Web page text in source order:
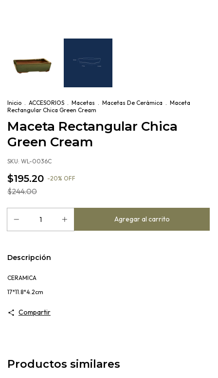
Inicio . ACCESORIOS . Macetas . Macetas De Cerámica . Maceta
Rectangular Chica Green Cream
Maceta Rectangular Chica
Green Cream
SKU: WL-0036C
$195.20 -20% OFF
$244.00
Descripción
CERAMICA
17*11.8*4.2cm
Compartir
Productos similares